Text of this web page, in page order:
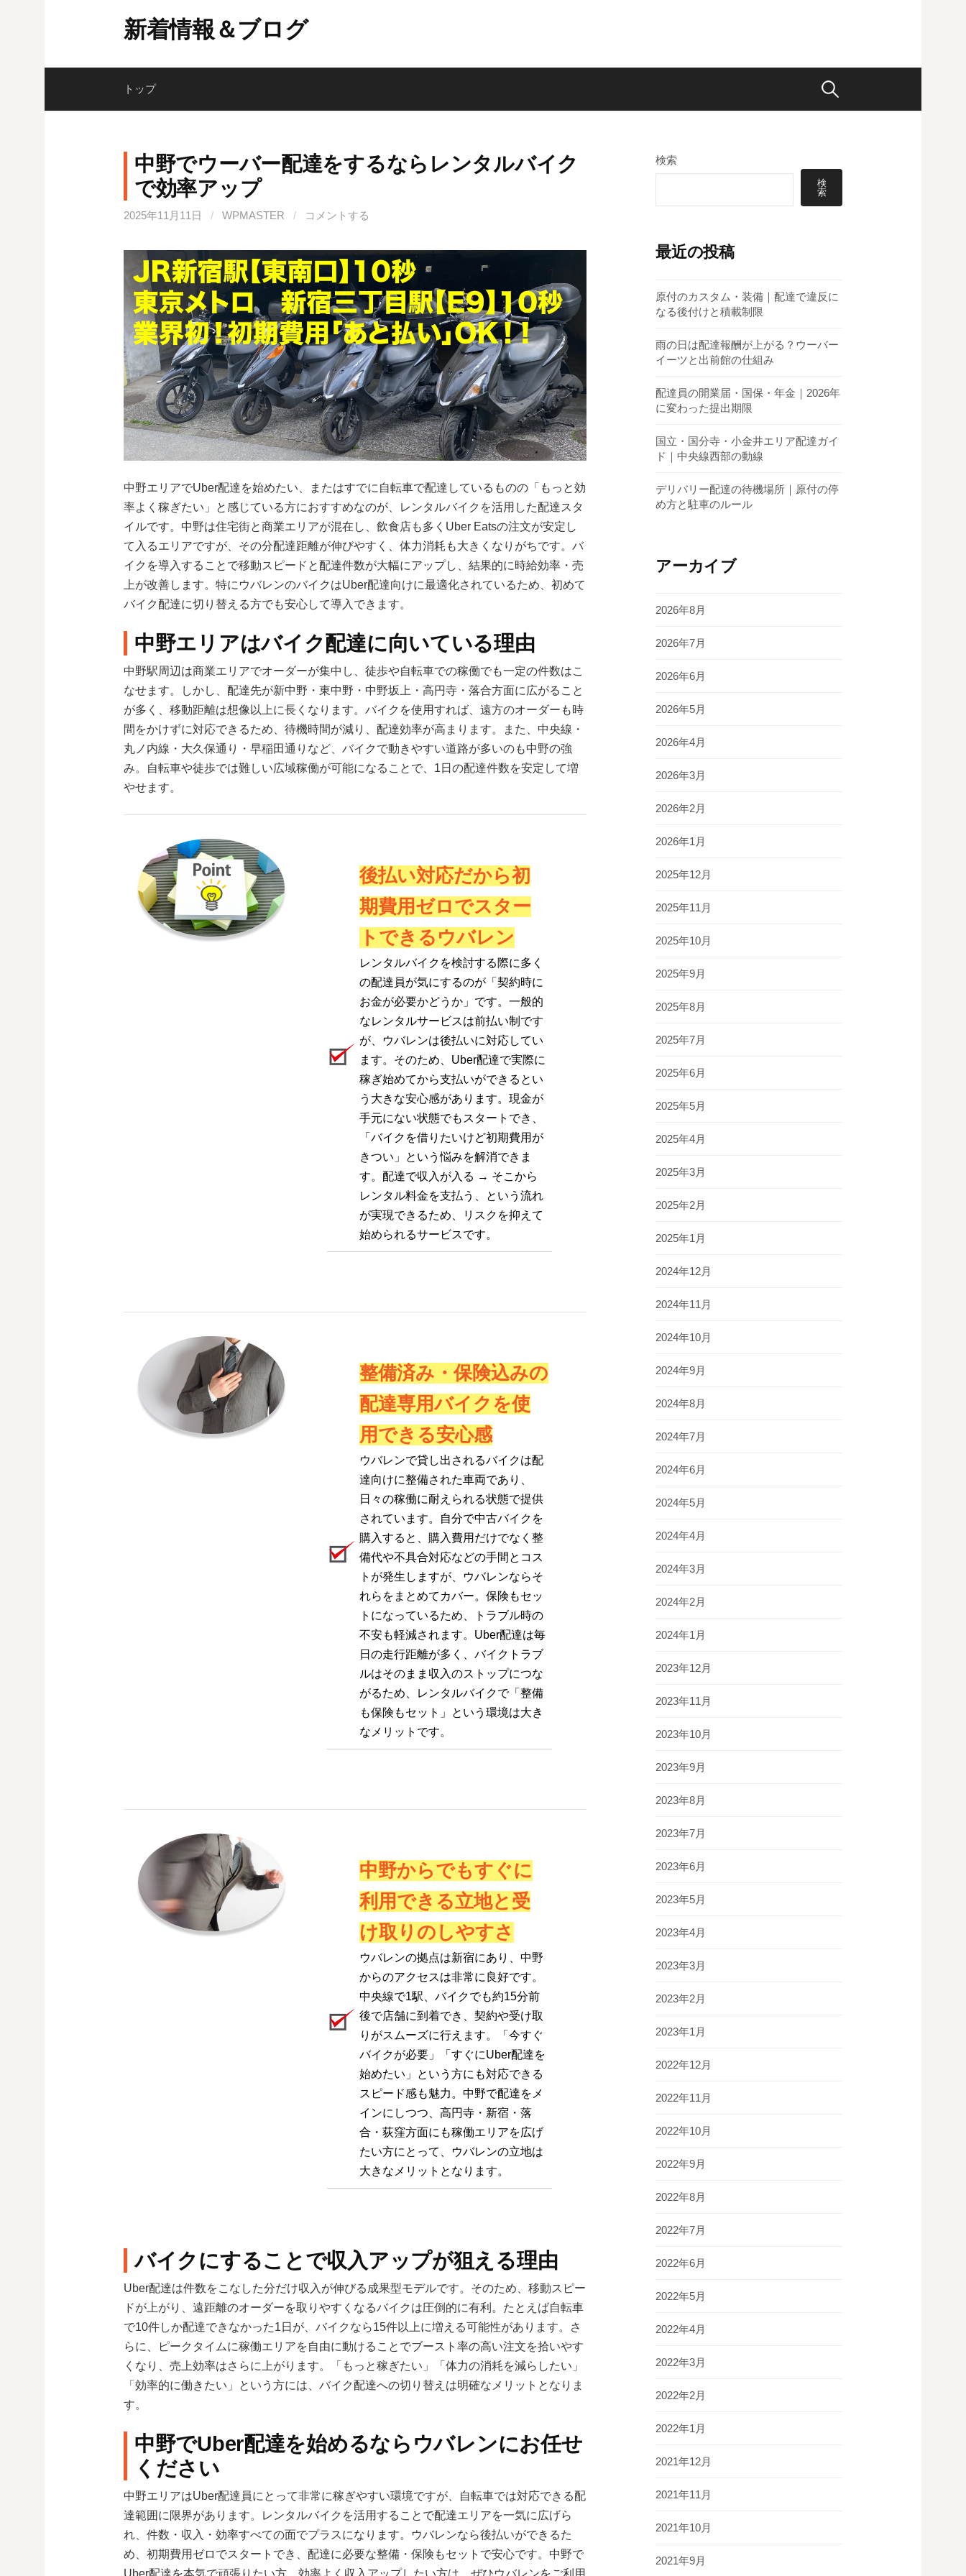
ン
新着情報＆ブログ
トップ 検
中野でウーバー配達をするならレンタルバイク
で効率アップ
2025年11月11日 / WPMASTER / コメントする
中野エリアでUber配達を始めたい、またはすでに自転車で配達しているものの「もっと効
率よく稼ぎたい」と感じている方におすすめなのが、レンタルバイクを活用した配達スタ
イルです。中野は住宅街と商業エリアが混在し、飲食店も多くUber Eatsの注文が安定し
て入るエリアですが、その分配達距離が伸びやすく、体力消耗も大きくなりがちです。バ
イクを導入することで移動スピードと配達件数が大幅にアップし、結果的に時給効率・売
上が改善します。特にウバレンのバイクはUber配達向けに最適化されているため、初めて
バイク配達に切り替える方でも安心して導入できます。
中野エリアはバイク配達に向いている理由
中野駅周辺は商業エリアでオーダーが集中し、徒歩や自転車での稼働でも一定の件数はこ
なせます。しかし、配達先が新中野・東中野・中野坂上・高円寺・落合方面に広がること
が多く、移動距離は想像以上に長くなります。バイクを使用すれば、遠方のオーダーも時
間をかけずに対応できるため、待機時間が減り、配達効率が高まります。また、中央線・
丸ノ内線・大久保通り・早稲田通りなど、バイクで動きやすい道路が多いのも中野の強
み。自転車や徒歩では難しい広域稼働が可能になることで、1日の配達件数を安定して増
やせます。
後払い対応だから初
期費用ゼロでスター
トできるウバレン
レンタルバイクを検討する際に多く
の配達員が気にするのが「契約時に
お金が必要かどうか」です。一般的
なレンタルサービスは前払い制です
が、ウバレンは後払いに対応してい
ます。そのため、Uber配達で実際に
稼ぎ始めてから支払いができるとい
う大きな安心感があります。現金が
手元にない状態でもスタートでき、
「バイクを借りたいけど初期費用が
きつい」という悩みを解消できま
す。配達で収入が入る → そこから
レンタル料金を支払う、という流れ
が実現できるため、リスクを抑えて
始められるサービスです。
整備済み・保険込みの
配達専用バイクを使
用できる安心感
ウバレンで貸し出されるバイクは配
達向けに整備された車両であり、
日々の稼働に耐えられる状態で提供
されています。自分で中古バイクを
購入すると、購入費用だけでなく整
備代や不具合対応などの手間とコス
トが発生しますが、ウバレンならそ
れらをまとめてカバー。保険もセッ
トになっているため、トラブル時の
不安も軽減されます。Uber配達は毎
日の走行距離が多く、バイクトラブ
ルはそのまま収入のストップにつな
がるため、レンタルバイクで「整備
も保険もセット」という環境は大き
なメリットです。
中野からでもすぐに
利用できる立地と受
け取りのしやすさ
ウバレンの拠点は新宿にあり、中野
からのアクセスは非常に良好です。
中央線で1駅、バイクでも約15分前
後で店舗に到着でき、契約や受け取
りがスムーズに行えます。「今すぐ
バイクが必要」「すぐにUber配達を
始めたい」という方にも対応できる
スピード感も魅力。中野で配達をメ
インにしつつ、高円寺・新宿・落
合・荻窪方面にも稼働エリアを広げ
たい方にとって、ウバレンの立地は
大きなメリットとなります。
バイクにすることで収入アップが狙える理由
Uber配達は件数をこなした分だけ収入が伸びる成果型モデルです。そのため、移動スピー
ドが上がり、遠距離のオーダーを取りやすくなるバイクは圧倒的に有利。たとえば自転車
で10件しか配達できなかった1日が、バイクなら15件以上に増える可能性があります。さ
らに、ピークタイムに稼働エリアを自由に動けることでブースト率の高い注文を拾いやす
くなり、売上効率はさらに上がります。「もっと稼ぎたい」「体力の消耗を減らしたい」
「効率的に働きたい」という方には、バイク配達への切り替えは明確なメリットとなりま
す。
中野でUber配達を始めるならウバレンにお任せ
ください
中野エリアはUber配達員にとって非常に稼ぎやすい環境ですが、自転車では対応できる配
達範囲に限界があります。レンタルバイクを活用することで配達エリアを一気に広げら
れ、件数・収入・効率すべての面でプラスになります。ウバレンなら後払いができるた
め、初期費用ゼロでスタートでき、配達に必要な整備・保険もセットで安心です。中野で
Uber配達を本気で頑張りたい方、効率よく収入アップしたい方は、ぜひウバレンをご利用
検索
検
索
最近の投稿
原付のカスタム・装備｜配達で違反に
なる後付けと積載制限
雨の日は配達報酬が上がる？ウーバー
イーツと出前館の仕組み
配達員の開業届・国保・年金｜2026年
に変わった提出期限
国立・国分寺・小金井エリア配達ガイ
ド｜中央線西部の動線
デリバリー配達の待機場所｜原付の停
め方と駐車のルール
アーカイブ
2026年8月
2026年7月
2026年6月
2026年5月
2026年4月
2026年3月
2026年2月
2026年1月
2025年12月
2025年11月
2025年10月
2025年9月
2025年8月
2025年7月
2025年6月
2025年5月
2025年4月
2025年3月
2025年2月
2025年1月
2024年12月
2024年11月
2024年10月
2024年9月
2024年8月
2024年7月
2024年6月
2024年5月
2024年4月
2024年3月
2024年2月
2024年1月
2023年12月
2023年11月
2023年10月
2023年9月
2023年8月
2023年7月
2023年6月
2023年5月
2023年4月
2023年3月
2023年2月
2023年1月
2022年12月
2022年11月
2022年10月
2022年9月
2022年8月
2022年7月
2022年6月
2022年5月
2022年4月
2022年3月
2022年2月
2022年1月
2021年12月
2021年11月
2021年10月
2021年9月